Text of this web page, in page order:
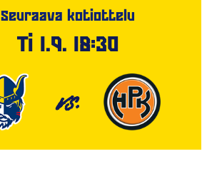
Seuraava kotiottelu
Ti 1.9. 18:30
VS.